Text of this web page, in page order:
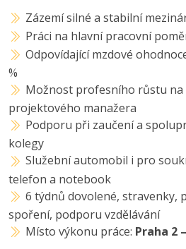
Zázemí silné a stabilní
Práci na hlavní pracovní
Odpovídající mzdové
%
Možnost profesního růstu na
projektového manažera
Podporu při zaučení a
kolegy
Služební automobil i pro
telefon a notebook
6 týdnů dovolené, stravenky,
spoření, podporu vzdělávání
Místo výkonu práce: Praha 2